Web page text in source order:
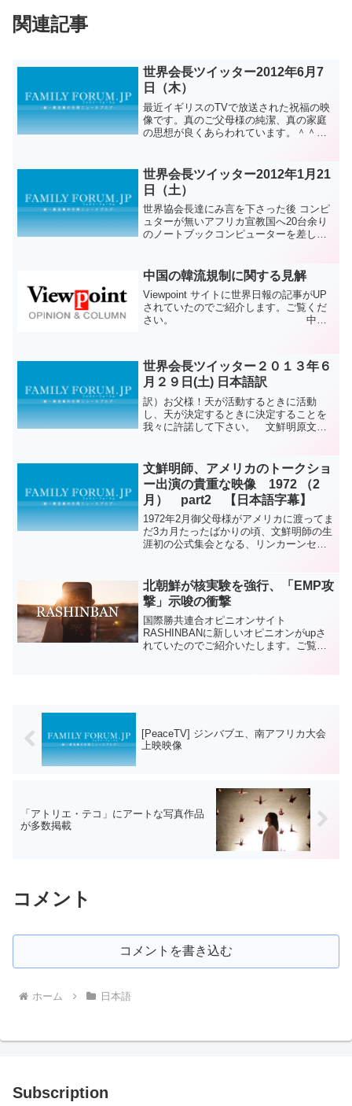
関連記事
世界会長ツイッター2012年6月7
日（木）
最近イギリスのTVで放送された祝福の映
像です。真のご父母様の純潔、真の家庭
の思想が良くあらわれています。＾＾ユ
最後が無いようです..まだ字幕が出ないよ
うです。
世界会長ツイッター2012年1月21
日（土）
世界協会長達にみ言を下さった後 コンピ
ュターが無いアフリカ宣教国へ20台余り
のノートブックコンピューターを差し上
中国の韓流規制に関する見解
Viewpoint サイトに世界日報の記事がUP
されていたのでご紹介します。ご覧くだ
さい。 中国
る規制と禁止が公式に施行されたという
便りが聞こえ...
世界会長ツイッター２０１３年６
月２９日(土) 日本語訳
訳）お父様！天が活動するときに活動
し、天が決定するときに決定することを
我々に許諾して下さい。 文鮮明原文）
文鮮明師、アメリカのトークショ
ー出演の貴重な映像 1972 （2
月） part2 【日本語字幕】
1972年2月御父母様がアメリカに渡ってま
だ3カ月たったばかりの頃、文鮮明師の生
涯初の公式集会となる、リンカーンセン
リンのトークショーに御出演されまし
た。そのときの貴重...
北朝鮮が核実験を強行、「EMP攻
撃」示唆の衝撃
国際勝共連合オピニオンサイト
RASHINBANに新しいオピニオンがupさ
れていたのでご紹介いたします。ご覧く
[PeaceTV] ジンバブエ、南アフリカ大会
上映映像
「アトリエ・テコ」にアートな写真作品
が多数掲載
コメント
コメントを書き込む
ホーム 日本語
Subscription